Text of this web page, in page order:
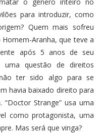
para introduzir, como
Quem mais sofreu
Aranha, que teve a
após 5 anos de seu
questão de direitos
ter sido algo para se
havia baixado direito para
Strange” usa uma
como protagonista, uma
Mas será que vinga?